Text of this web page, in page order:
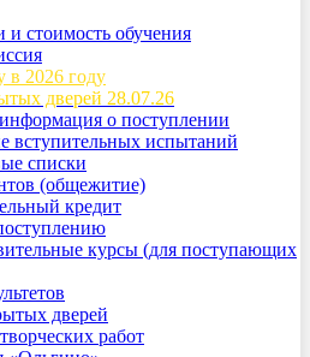
и стоимость обучения
2026 году
дверей 28.07.26
о поступлении
вступительных испытаний
списки
(общежитие)
кредит
курсы (для поступающих
дверей
работ